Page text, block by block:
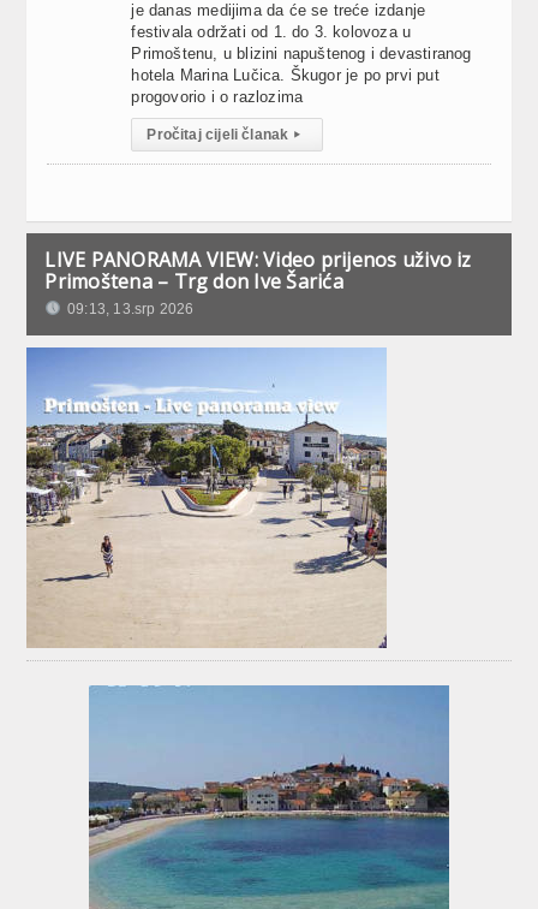
je danas medijima da će se treće izdanje
festivala održati od 1. do 3. kolovoza u
Primoštenu, u blizini napuštenog i devastiranog
hotela Marina Lučica. Škugor je po prvi put
progovorio i o razlozima
Pročitaj cijeli članak ▸
LIVE PANORAMA VIEW: Video prijenos uživo iz
Primoštena – Trg don Ive Šarića
09:13, 13.srp 2026